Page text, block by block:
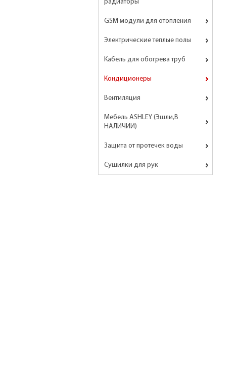
радиаторы
GSM модули для отопления
Электрические теплые полы
Кабель для обогрева труб
Кондиционеры
Вентиляция
Мебель ASHLEY (Эшли,В
НАЛИЧИИ)
Защита от протечек воды
Сушилки для рук